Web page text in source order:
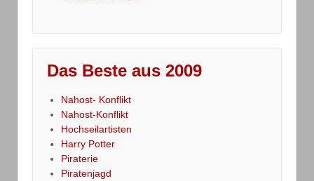
Das Beste aus 2009
Nahost- Konflikt
Nahost-Konflikt
Hochseilartisten
Harry Potter
Piraterie
Piratenjagd